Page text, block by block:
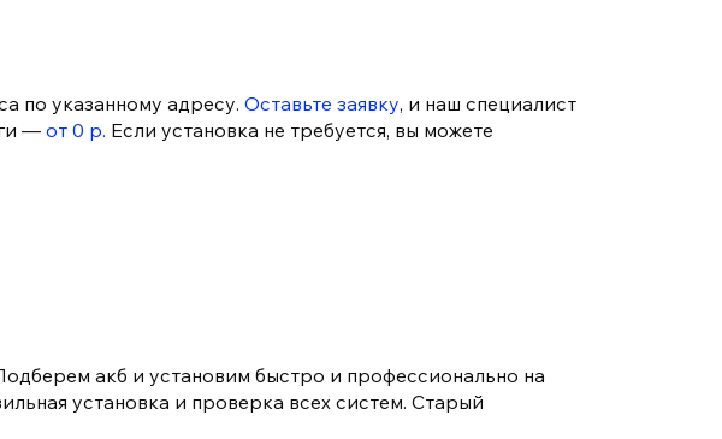
по указанному адресу. Оставьте заявку, и наш специалист
—от 0 р. Если установка не требуется, вы можете
акб и установим быстро и профессионально на
установка и проверка всех систем. Старый